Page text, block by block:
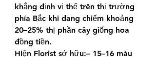
khẳng định vị thế trên thị trường
phía Bắc khi đang chiếm khoảng
20–25% thị phần cây giống hoa
đồng tiền.
Hiện Florist sở hữu:– 15–16 màu